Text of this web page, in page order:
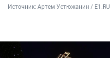
Источник: Артем Устюжанин / E1.RU